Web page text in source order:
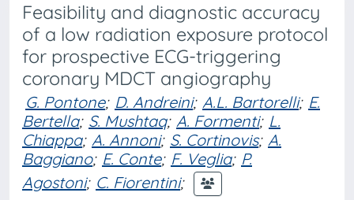
Feasibility and diagnostic accuracy
of a low radiation exposure protocol
for prospective ECG-triggering
coronary MDCT angiography
G. Pontone; D. Andreini; A.L. Bartorelli; E.
Bertella; S. Mushtaq; A. Formenti; L.
Chiappa; A. Annoni; S. Cortinovis; A.
Baggiano; E. Conte; F. Veglia; P.
Agostoni; C. Fiorentini;